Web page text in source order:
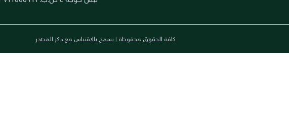
كافة الحقوق محفوظة | يسمح بالاقتباس مع ذكر المصدر